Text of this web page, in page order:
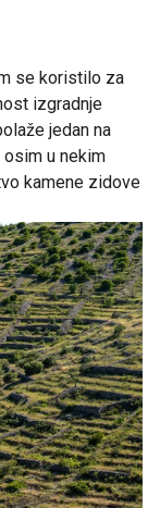
se koristilo za
izgradnje
jedan na
u nekim
kamene zidove